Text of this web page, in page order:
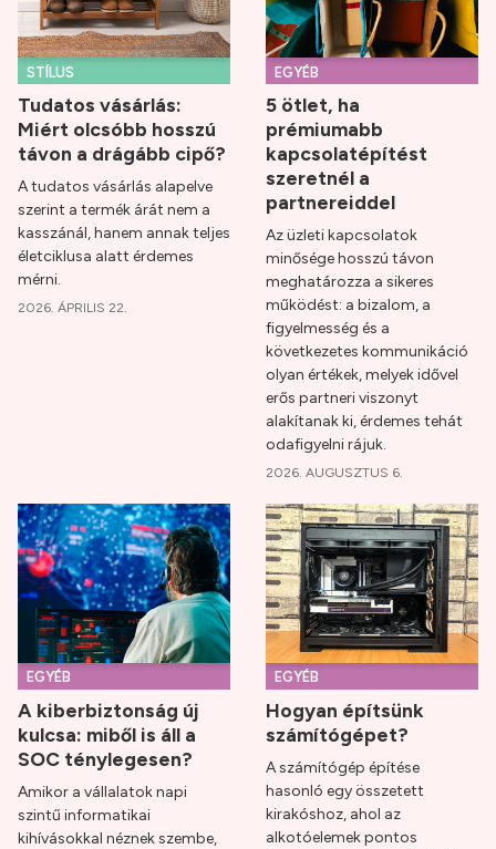
STÍLUS
Tudatos vásárlás:
Miért olcsóbb hosszú
távon a drágább cipő?
A tudatos vásárlás alapelve
szerint a termék árát nem a
kasszánál, hanem annak teljes
életciklusa alatt érdemes
mérni.
2026. ÁPRILIS 22.
EGYÉB
5 ötlet, ha
prémiumabb
kapcsolatépítést
szeretnél a
partnereiddel
Az üzleti kapcsolatok
minősége hosszú távon
meghatározza a sikeres
működést: a bizalom, a
figyelmesség és a
következetes kommunikáció
olyan értékek, melyek idővel
erős partneri viszonyt
alakítanak ki, érdemes tehát
odafigyelni rájuk.
2026. AUGUSZTUS 6.
EGYÉB
A kiberbiztonság új
kulcsa: miből is áll a
SOC ténylegesen?
Amikor a vállalatok napi
szintű informatikai
kihívásokkal néznek szembe,
EGYÉB
Hogyan építsünk
számítógépet?
A számítógép építése
hasonló egy összetett
kirakóshoz, ahol az
alkotóelemek pontos